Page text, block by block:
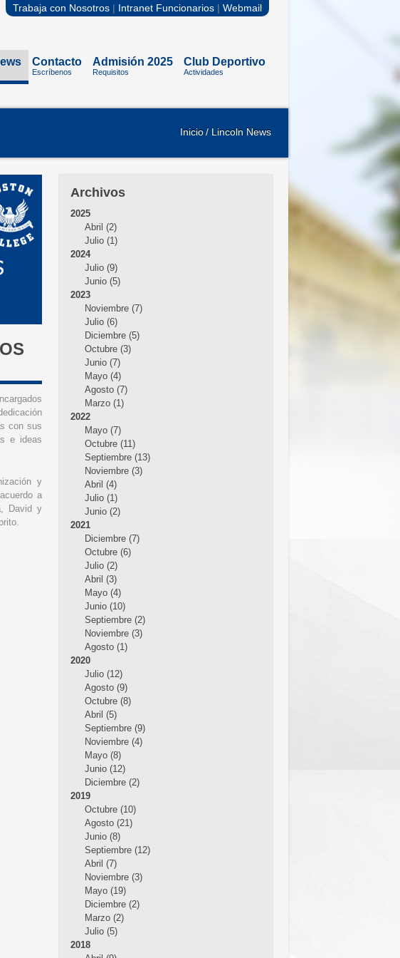
Trabaja con Nosotros| Intranet Funcionarios| Webmail
Contacto
Escríbenos
Admisión 2025
Requisitos
Club Deportivo
Actividades
Inicio/ Lincoln News
con sus
e ideas
y
a
David y
Archivos
2025
Abril (2)
Julio (1)
2024
Julio (9)
Junio (5)
2023
Noviembre (7)
Julio (6)
Diciembre (5)
Octubre (3)
Junio (7)
Mayo (4)
Agosto (7)
Marzo (1)
2022
Mayo (7)
Octubre (11)
Septiembre (13)
Noviembre (3)
Abril (4)
Julio (1)
Junio (2)
2021
Diciembre (7)
Octubre (6)
Julio (2)
Abril (3)
Mayo (4)
Junio (10)
Septiembre (2)
Noviembre (3)
Agosto (1)
2020
Julio (12)
Agosto (9)
Octubre (8)
Abril (5)
Septiembre (9)
Noviembre (4)
Mayo (8)
Junio (12)
Diciembre (2)
2019
Octubre (10)
Agosto (21)
Junio (8)
Septiembre (12)
Abril (7)
Noviembre (3)
Mayo (19)
Diciembre (2)
Marzo (2)
Julio (5)
2018